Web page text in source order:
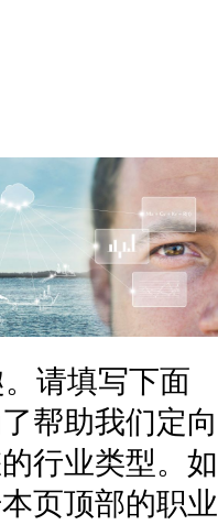
请填写下面
帮助我们定向
行业类型。如
页顶部的职业